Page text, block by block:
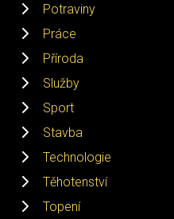
Potraviny
Práce
Příroda
Služby
Sport
Stavba
Technologie
Těhotenství
Topení